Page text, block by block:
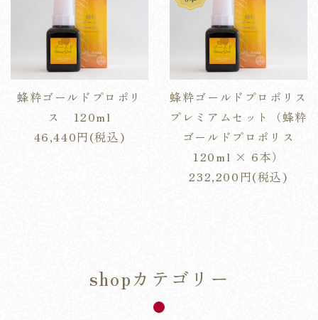
蜂粋ゴールドプロポリ
ス 120ml
46,440円(税込)
蜂粋ゴールドプロポリス
プレミアムセット（蜂粋
ゴールドプロポリス
120ml × 6本）
232,200円(税込)
shopカテゴリー